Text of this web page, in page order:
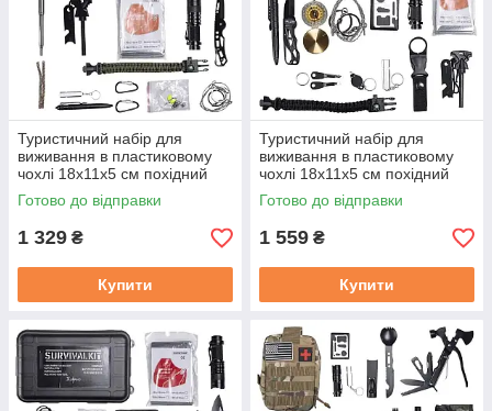
Туристичний набір для
виживання в пластиковому
чохлі 18х11х5 см похідний
набір інструментів для
кемпінгу Lugi HP-D-1
Готово до відправки
1 329 ₴
Купити
Туристичний набір для
виживання в пластиковому
чохлі 18х11х5 см похідний
набір інструментів для
кемпінгу Lugi HP-D-2
Готово до відправки
1 559 ₴
Купити